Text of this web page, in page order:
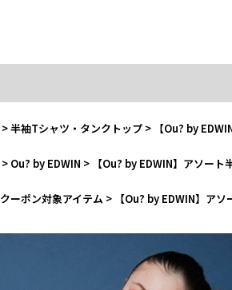
>半袖Tシャツ・タンクトップ > 【Ou? by
> Ou? by EDWIN > 【Ou? by EDWIN】アソート
クーポン対象アイテム > 【Ou? by EDWIN】ア